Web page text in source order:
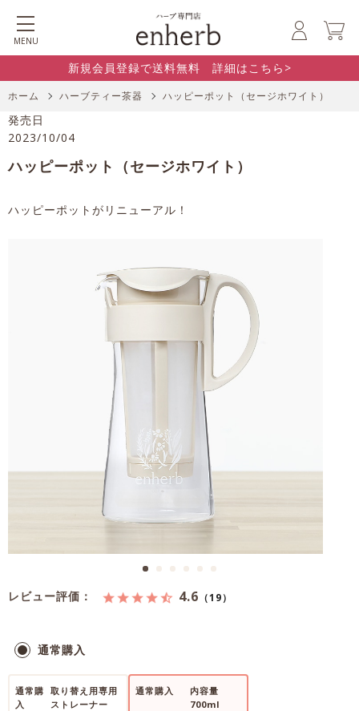
MENU
新規会員登録で送料無料 詳細はこちら>
ホーム ハーブティー茶器 ハッピーポット（セージホワイト）
ハッピーポットがリニューアル！
ハッピーポット（セージホワイト）
レビュー評価： 4.6 （19）
通常購入
通常購
入
取り替え用専用
ストレーナー
通常購入
内容量
700ml
発売日
2023/10/04